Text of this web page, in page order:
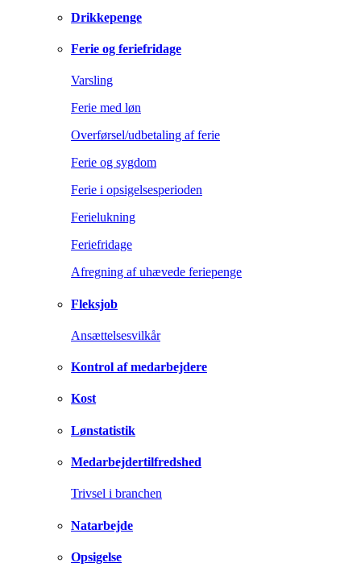
Drikkepenge
Ferie og feriefridage
Varsling
Ferie med løn
Overførsel/udbetaling af ferie
Ferie og sygdom
Ferie i opsigelsesperioden
Ferielukning
Feriefridage
Afregning af uhævede feriepenge
Fleksjob
Ansættelsesvilkår
Kontrol af medarbejdere
Kost
Lønstatistik
Medarbejdertilfredshed
Trivsel i branchen
Natarbejde
Opsigelse